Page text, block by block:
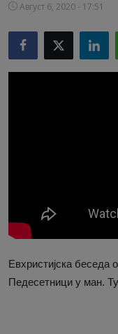
Видео
Библиотека
Август 6, 2020 - 17:51
Евхристијска
Педесетници у ман.